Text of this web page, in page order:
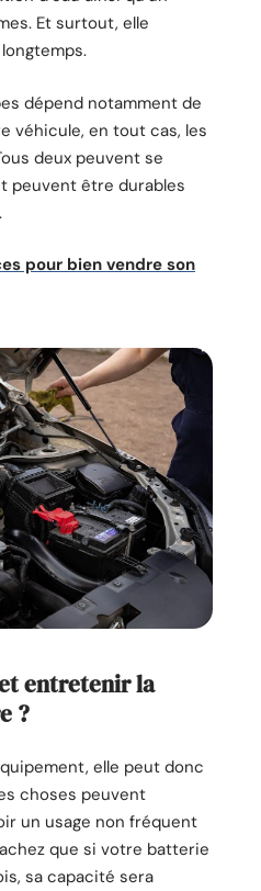
Et surtout, elle
dépend notamment de
véhicule, en tout cas, les
deux peuvent se
peuvent être durables
pour bien vendre son
entretenir la
?
elle peut donc
choses peuvent
un usage non fréquent
que si votre batterie
sa capacité sera